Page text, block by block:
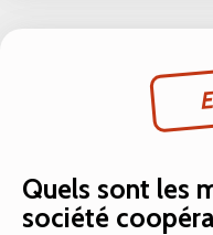
Quels sont les
société